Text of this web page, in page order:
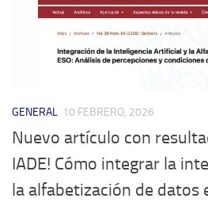
GENERAL 10 FEBRERO, 2026
Nuevo artículo con
IADE! Cómo integrar la
la alfabetización de datos